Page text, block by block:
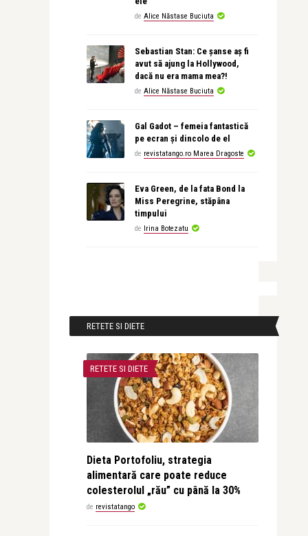
de Alice Năstase Buciuta
Sebastian Stan: Ce șanse aș fi
avut să ajung la Hollywood,
dacă nu era mama mea?!
de Alice Năstase Buciuta
Gal Gadot – femeia fantastică
pe ecran și dincolo de el
de revistatango.ro Marea Dragoste
Eva Green, de la fata Bond la
Miss Peregrine, stăpâna
timpului
de Irina Botezatu
RETETE SI DIETE
RETETE SI DIETE
Dieta Portofoliu, strategia
alimentară care poate reduce
colesterolul „rău” cu până la 30%
de revistatango